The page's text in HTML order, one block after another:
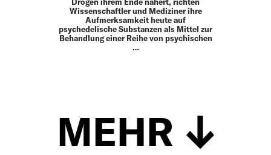
Drogen ihrem Ende nähert, richten
Wissenschaftler und Mediziner ihre
Aufmerksamkeit heute auf
psychedelische Substanzen als Mittel zur
Behandlung einer Reihe von psychischen
…
MEHR